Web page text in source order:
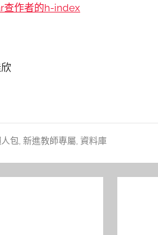
查作者的h-index
包, 新進教師專屬, 資料庫